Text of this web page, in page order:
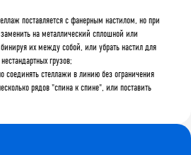
поставляется с фанерным настилом, но при
на металлический сплошной или
их между собой, или убрать настил для
грузов;
соединять стеллажи в линию без ограничения
рядов "спина к спине", или поставить